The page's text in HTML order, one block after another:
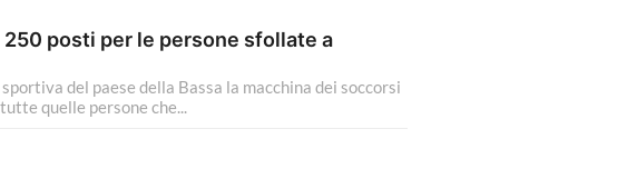
posti per le persone sfollate a
del paese della Bassa la macchina dei soccorsi
quelle persone che...